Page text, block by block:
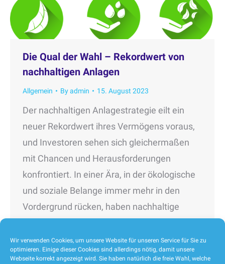
Wir verwenden Cookies, um unsere Website für unseren Service für Sie zu
optimieren. Einige dieser Cookies sind allerdings nötig, damit unsere
Webseite korrekt angezeigt wird. Sie haben natürlich die freie Wahl, welche
Die Qual der Wahl – Rekordwert von
nachhaltigen Anlagen
Allgemein Byadmin 15. August 2023
Der nachhaltigen Anlagestrategie eilt ein
neuer Rekordwert ihres Vermögens voraus,
und Investoren sehen sich gleichermaßen
mit Chancen und Herausforderungen
konfrontiert. In einer Ära, in der ökologische
und soziale Belange immer mehr in den
Vordergrund rücken, haben nachhaltige
gewonnen, sondern auch ihre finanzielle
Attraktivität unter Beweis gestellt. Die